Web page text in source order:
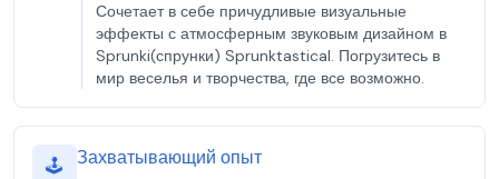
Сочетает в себе причудливые визуальные
эффекты с атмосферным звуковым дизайном в
Sprunki(спрунки) Sprunktastical. Погрузитесь в
мир веселья и творчества, где все возможно.
🕹️ Захватывающий опыт